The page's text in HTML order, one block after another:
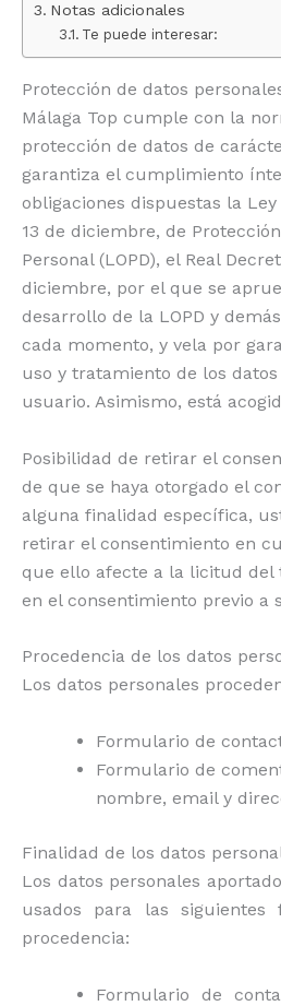
Notas adicionales
Te puede interesar:
Protección de datos
Málaga Top cumple con la
protección de datos de
garantiza el cumplimiento
obligaciones dispuestas la Ley
13 de diciembre, de
Personal (LOPD), el Real
diciembre, por el que se
desarrollo de la LOPD y
cada momento, y vela por
uso y tratamiento de los
usuario. Asimismo, está
Posibilidad de retirar el
de que se haya otorgado el
alguna finalidad específica,
retirar el consentimiento en
que ello afecte a la licitud del
en el consentimiento previo a
Procedencia de los datos
Los datos personales
Formulario de
Formulario de
nombre, email y
Finalidad de los datos
Los datos personales
usados para las siguientes
procedencia:
Formulario de